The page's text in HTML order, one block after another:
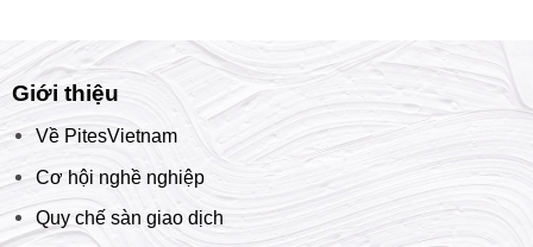
Giới thiệu
Về PitesVietnam
Cơ hội nghề nghiệp
Quy chế sàn giao dịch